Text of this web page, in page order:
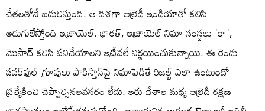
చేతలతోనే బదులిస్తుంది. ఆ దిశగా ఆల్రెడీ ఇండియాతో కలిసి
అడుగులేస్తోంది ఇజ్రాయెల్. భారత్, ఇజ్రాయెల్ నిఘా సంస్థలు 'రా',
మొసాద్ కలిసి పనిచేయాలని ఇటీవలే నిర్ణయించుకున్నాయి. ఈ రెండు
పవర్‌ఫుల్ గ్రూపులు పాకిస్తాన్‌పై నిఘాపెడితే రిజల్ట్ ఎలా ఉంటుందో
ప్రత్యేకించి చెప్పాల్సినఅవసరం లేదు. ఇరు దేశాల మధ్య ఆల్రెడీ రక్షణ